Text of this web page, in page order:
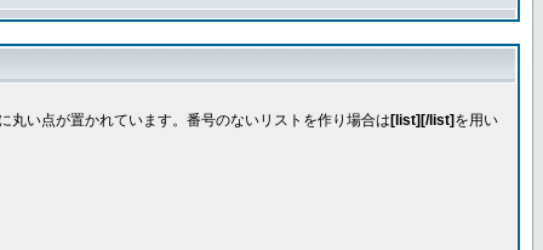
い点が置かれています。番号のないリストを作り場合は [list][/list] を用い